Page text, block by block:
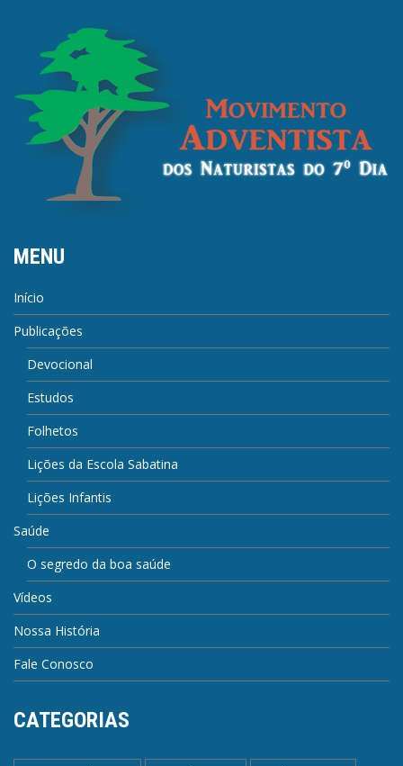
MENU
Início
Publicações
Devocional
Estudos
Folhetos
Lições da Escola Sabatina
Lições Infantis
Saúde
O segredo da boa saúde
Vídeos
Nossa História
Fale Conosco
CATEGORIAS